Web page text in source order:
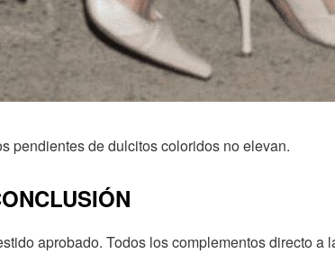
pendientes de dulcitos coloridos no elevan.
aprobado. Todos los complementos directo a